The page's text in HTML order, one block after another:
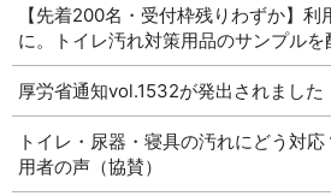
【先着200名・受付枠残りわずか】
に。トイレ汚れ対策用品のサンプルを
厚労省通知vol.1532が発出されました
トイレ・尿器・寝具の汚れにどう対
用者の声（協賛）